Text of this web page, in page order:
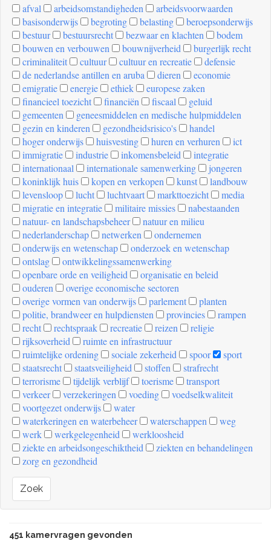
[invalid
name]
afval arbeidsomstandigheden
arbeidsvoorwaarden
basisonderwijs
begroting belasting
beroepsonderwijs
bestuur
bestuursrecht bezwaar en klachten
bodem
bouwen en verbouwen
bouwnijverheid
burgerlijk recht
criminaliteit
cultuur cultuur en recreatie
defensie
de nederlandse antillen en aruba
dieren
economie
emigratie
energie ethiek
europese zaken
financieel toezicht
financiën fiscaal
geluid
gemeenten
geneesmiddelen en medische hulpmiddelen
gezin en kinderen
gezondheidsrisico's
handel
hoger onderwijs
huisvesting huren en verhuren
ict
immigratie
industrie inkomensbeleid
integratie
internationaal
internationale samenwerking
jongeren
koninklijk huis
kopen en verkopen kunst
landbouw
levensloop
lucht luchtvaart markttoezicht
media
migratie en integratie
militaire missies
nabestaanden
natuur- en landschapsbeheer
natuur en milieu
nederlanderschap
netwerken
ondernemen
onderwijs en wetenschap
onderzoek en wetenschap
ontslag
ontwikkelingssamenwerking
openbare orde en veiligheid
organisatie en beleid
ouderen
overige economische sectoren
overige vormen van onderwijs
parlement
planten
politie, brandweer en hulpdiensten
provincies
rampen
recht
rechtspraak recreatie reizen
religie
rijksoverheid
ruimte en infrastructuur
ruimtelijke ordening
sociale zekerheid spoor
sport
staatsrecht
staatsveiligheid stoffen
strafrecht
terrorisme
tijdelijk verblijf toerisme
transport
verkeer
verzekeringen voeding
voedselkwaliteit
voortgezet onderwijs
water
waterkeringen en waterbeheer
waterschappen
weg
werk
werkgelegenheid
werkloosheid
ziekte en arbeidsongeschiktheid
ziekten en behandelingen
zorg en gezondheid
Zoek
451 kamervragen gevonden